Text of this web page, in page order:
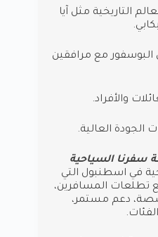
التاريخية مثل آيا
مع مرافقين
والأفراد.
الجودة العالية.
سفرنا السياحية
في اسطنبول التي
تطلعات المسافرين،
دعم مستمر،